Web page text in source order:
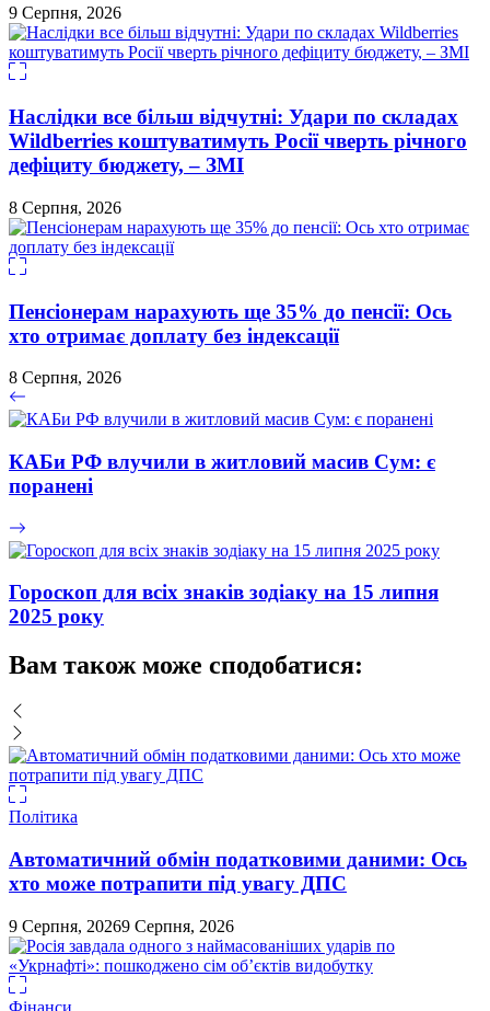
9 Серпня, 2026
Наслідки все більш відчутні: Удари по складах
Wildberries коштуватимуть Росії чверть річного
дефіциту бюджету, – ЗМІ
8 Серпня, 2026
Пенсіонерам нарахують ще 35% до пенсії: Ось
хто отримає доплату без індексації
8 Серпня, 2026
КАБи РФ влучили в житловий масив Сум: є
поранені
Гороскоп для всіх знаків зодіаку на 15 липня
2025 року
Вам також може сподобатися:
Політика
Автоматичний обмін податковими даними: Ось
хто може потрапити під увагу ДПС
9 Серпня, 20269 Серпня, 2026
Фінанси